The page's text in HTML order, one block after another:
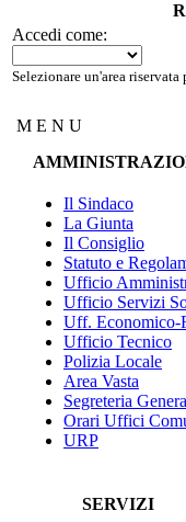
Accedi come:
Selezionare un'area
M E N U
Il Sindaco
La Giunta
Il Consiglio
Statuto e
Ufficio
Ufficio Servizi
Uff. Economico-
Ufficio Tecnico
Polizia Locale
Area Vasta
Segreteria
Orari Uffici
URP
SERVIZI